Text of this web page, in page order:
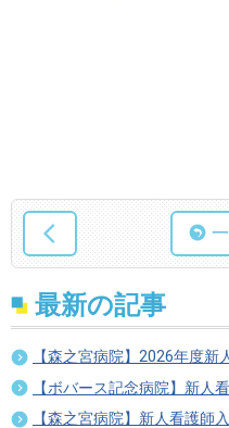
最新の記事
【森之宮病院】2026年度
【ボバース記念病院】新人
【森之宮病院】新人看護師